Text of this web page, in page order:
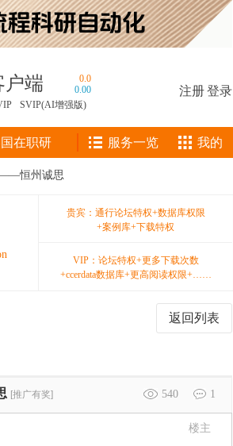
户端
0.0
0.00
SVIP(AI增强版)
注册登录
在职研 服务一览 我的
——恒州诚思
贵宾：通行论坛特权+数据库权限
+案例库+下载特权
VIP：论坛特权+更多下载次数
+ccerdata数据库+更高阅读权限+……
返回列表
540 1
[推广有奖]
楼主